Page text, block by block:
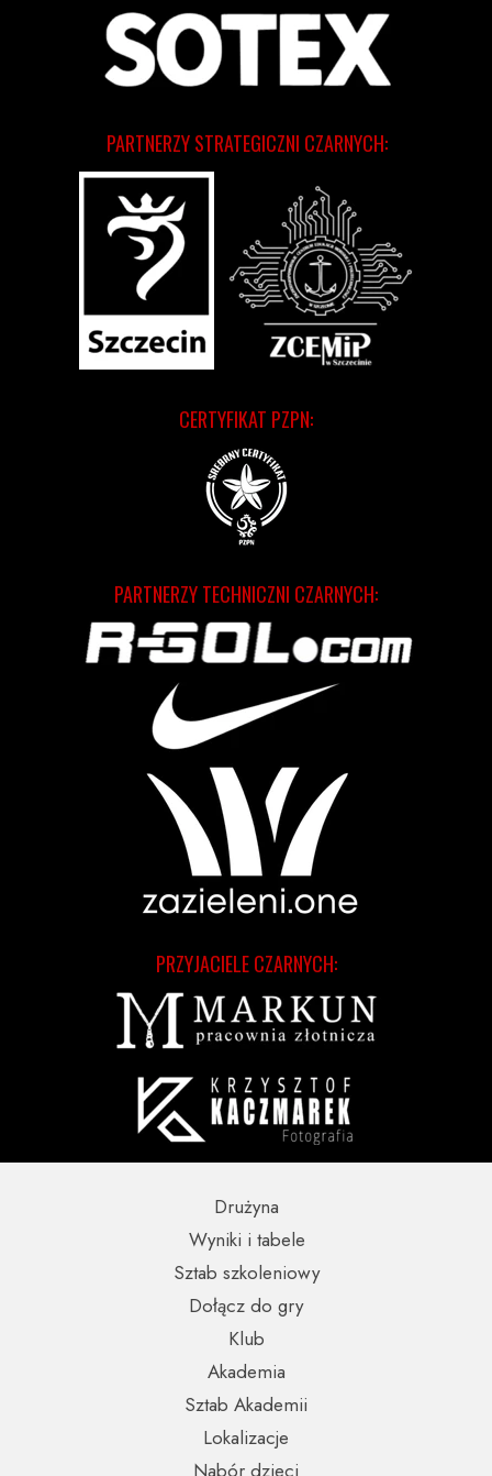
CERTYFIKAT PZPN:
PRZYJACIELE CZARNYCH:
PARTNERZY TECHNICZNI CZARNYCH:
PARTNERZY STRATEGICZNI CZARNYCH:
Nabór dzieci
Wyniki i tabele
Lokalizacje
Sztab szkoleniowy
Sztab Akademii
Dołącz do gry
Drużyna
Akademia
Klub